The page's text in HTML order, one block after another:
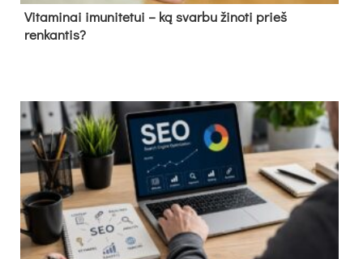
Vitaminai imunitetui – ką svarbu žinoti prieš
renkantis?